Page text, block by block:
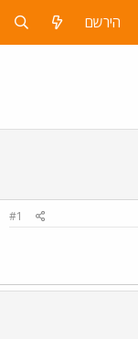
הירשם
#1